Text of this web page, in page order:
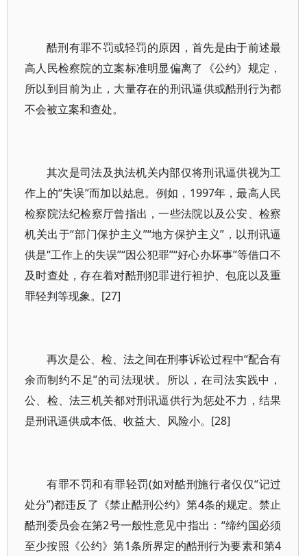
酷刑有罪不罚或轻罚的原因，首先是由于前述最
高人民检察院的立案标准明显偏离了《公约》规定，
所以到目前为止，大量存在的刑讯逼供或酷刑行为都
不会被立案和查处。
其次是司法及执法机关内部仅将刑讯逼供视为工
作上的“失误”而加以姑息。例如，1997年，最高人民
检察院法纪检察厅曾指出，一些法院以及公安、检察
机关出于“部门保护主义”“地方保护主义”，以刑讯逼
供是“工作上的失误”“因公犯罪”“好心办坏事”等借口不
及时查处，存在着对酷刑犯罪进行袒护、包庇以及重
罪轻判等现象。[27]
再次是公、检、法之间在刑事诉讼过程中“配合有
余而制约不足”的司法现状。所以，在司法实践中，
公、检、法三机关都对刑讯逼供行为惩处不力，结果
是刑讯逼供成本低、收益大、风险小。[28]
有罪不罚和有罪轻罚(如对酷刑施行者仅仅“记过
处分”)都违反了《禁止酷刑公约》第4条的规定。禁止
酷刑委员会在第2号一般性意见中指出：“缔约国必须
至少按照《公约》第1条所界定的酷刑行为要素和第4